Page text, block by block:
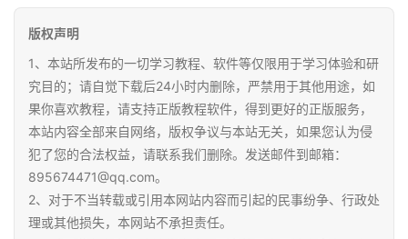
版权声明
1、本站所发布的一切学习教程、软件等仅限用于学习体验和研
究目的；请自觉下载后24小时内删除，严禁用于其他用途，如
果你喜欢教程，请支持正版教程软件，得到更好的正版服务，
本站内容全部来自网络，版权争议与本站无关，如果您认为侵
犯了您的合法权益，请联系我们删除。发送邮件到邮箱：
895674471@qq.com。
2、对于不当转载或引用本网站内容而引起的民事纷争、行政处
理或其他损失，本网站不承担责任。